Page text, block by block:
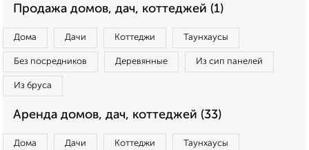
Продажа домов, дач, коттеджей (1)
Дома Дачи Коттеджи Таунхаусы
Без посредников Деревянные Из сип панелей
Из бруса
Аренда домов, дач, коттеджей (33)
Дома Дачи Коттеджи Таунхаусы